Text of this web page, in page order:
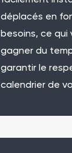
déplacés en
besoins, ce qui
gagner du
garantir le
calendrier de